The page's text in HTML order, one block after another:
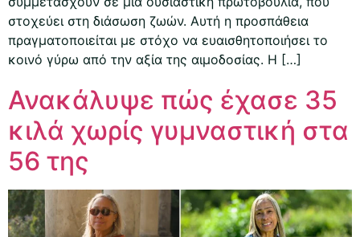
στοχεύει στη διάσωση ζωών. Αυτή η προσπάθεια
πραγματοποιείται με στόχο να ευαισθητοποιήσει το
κοινό γύρω από την αξία της αιμοδοσίας. Η […]
Ανακάλυψε πώς έχασε 35
κιλά χωρίς γυμναστική στα
56 της